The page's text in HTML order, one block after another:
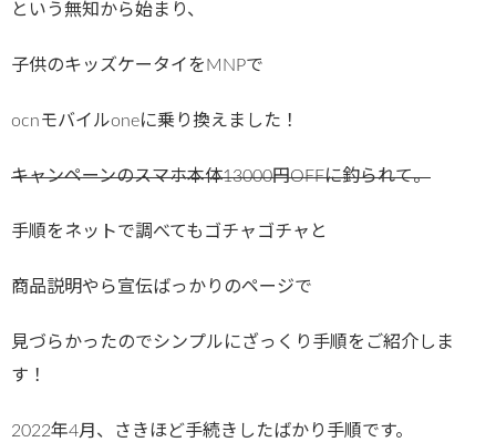
という無知から始まり、
子供のキッズケータイをMNPで
ocnモバイルoneに乗り換えました！
キャンペーンのスマホ本体13000円OFFに釣られて。
手順をネットで調べてもゴチャゴチャと
商品説明やら宣伝ばっかりのページで
見づらかったのでシンプルにざっくり手順をご紹介しま
す！
2022年4月、さきほど手続きしたばかり手順です。